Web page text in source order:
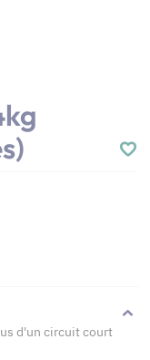
d'un circuit court